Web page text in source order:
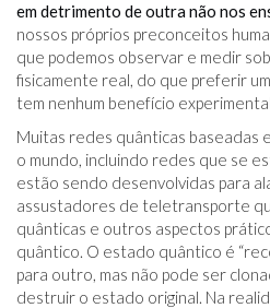
em detrimento de outra não nos
nossos próprios preconceitos
que podemos observar e medir
fisicamente real, do que preferir
tem nenhum benefício
Muitas redes quânticas baseadas
o mundo, incluindo redes que se
estão sendo desenvolvidas para
assustadores de teletransporte
quânticas e outros aspectos
quântico. O estado quântico é
para outro, mas não pode ser
destruir o estado original. Na